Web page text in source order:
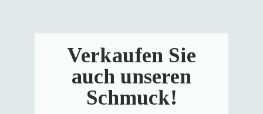
Verkaufen Sie
auch unseren
Schmuck!